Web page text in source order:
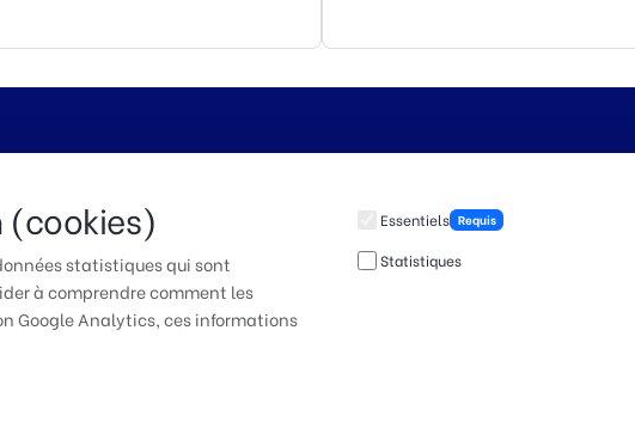
(cookies)
statistiques qui sont
à comprendre comment les
Google Analytics, ces informations
Essentiels Requis
Statistiques
hébergé par Québec Studio